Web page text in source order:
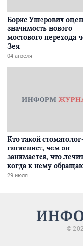
Борис Ушерович
значимость нового
мостового перехода
Зея
04 апреля
Кто такой
гигиенист, чем он
занимается, что
когда к нему
29 июля
©